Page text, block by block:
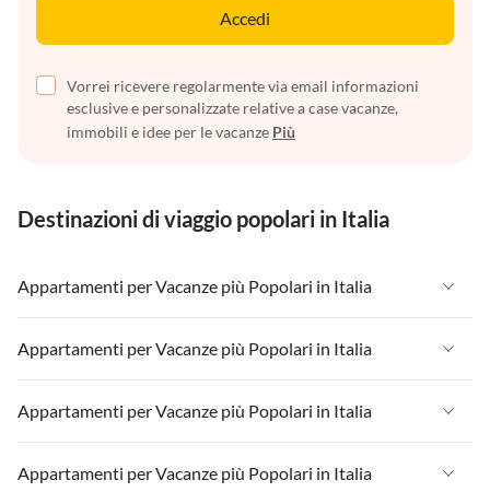
Accedi
Vorrei ricevere regolarmente via email informazioni
esclusive e personalizzate relative a case vacanze,
immobili e idee per le vacanze Più
Destinazioni di viaggio popolari in Italia
Appartamenti per Vacanze più Popolari in Italia
Appartamenti per Vacanze in Italia
Appartamenti per Vacanze in Liguria
Appartamenti per Vacanze in Lombardia
Appartamenti per Vacanze più Popolari in Italia
Appartamenti per Vacanze in Italia
Appartamenti per Vacanze in Liguria
Appartamenti per Vacanze in Lombardia
Appartamenti per Vacanze più Popolari in Italia
Appartamenti per Vacanze in Italia
Appartamenti per Vacanze più Popolari in Italia